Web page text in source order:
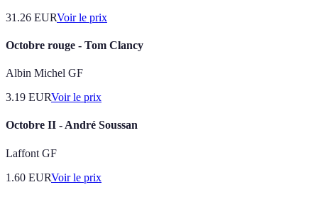
31.26 EURVoir le prix
Octobre rouge - Tom Clancy
Albin Michel GF
3.19 EURVoir le prix
Octobre II - André Soussan
Laffont GF
1.60 EURVoir le prix